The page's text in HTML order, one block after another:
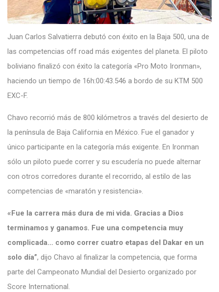
Juan Carlos Salvatierra debutó con éxito en la Baja 500, una de
las competencias off road más exigentes del planeta. El piloto
boliviano finalizó con éxito la categoría «Pro Moto Ironman»,
haciendo un tiempo de 16h:00:43.546 a bordo de su KTM 500
EXC-F.
Chavo recorrió más de 800 kilómetros a través del desierto de
la península de Baja California en México. Fue el ganador y
único participante en la categoría más exigente. En Ironman
sólo un piloto puede correr y su escudería no puede alternar
con otros corredores durante el recorrido, al estilo de las
competencias de «maratón y resistencia».
«Fue la carrera más dura de mi vida. Gracias a Dios
terminamos y ganamos. Fue una competencia muy
complicada… como correr cuatro etapas del Dakar en un
solo día”, dijo Chavo al finalizar la competencia, que forma
parte del Campeonato Mundial del Desierto organizado por
Score International.